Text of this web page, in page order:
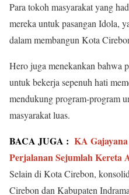
Para tokoh masyarakat yang
mereka untuk pasangan Idola,
dalam membangun Kota
Hero juga menekankan bahwa
untuk bekerja sepenuh hati
mendukung program-program
masyarakat luas.
BACA JUGA : KA
Perjalanan Sejumlah Kereta
Selain di Kota Cirebon,
Cirebon dan Kabupaten